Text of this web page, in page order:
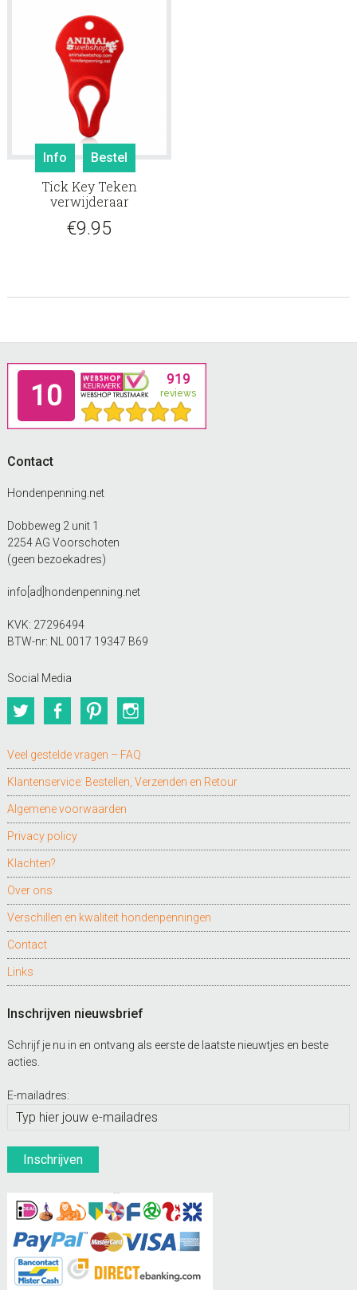
Info Bestel
Tick Key Teken
verwijderaar
€9.95
Footer
Contact
Hondenpenning.net
Dobbeweg 2 unit 1
2254 AG Voorschoten
(geen bezoekadres)
info[ad]hondenpenning.net
KVK: 27296494
BTW-nr: NL 0017 19347 B69
Social Media
TwitterFacebookPinterest
Veel gestelde vragen – FAQ
Klantenservice: Bestellen, Verzenden en Retour
Algemene voorwaarden
Privacy policy
Klachten?
Over ons
Verschillen en kwaliteit hondenpenningen
Contact
Links
Inschrijven nieuwsbrief
Schrijf je nu in en ontvang als eerste de laatste nieuwtjes en beste
acties.
E-mailadres: